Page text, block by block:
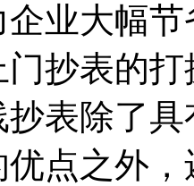
业大幅
抄表的
表除了
点之外